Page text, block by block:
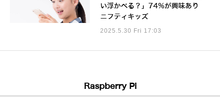
い浮かべる？」74%が興味あり
ニフティキッズ
2025.5.30 Fri 17:03
Raspberry Pi